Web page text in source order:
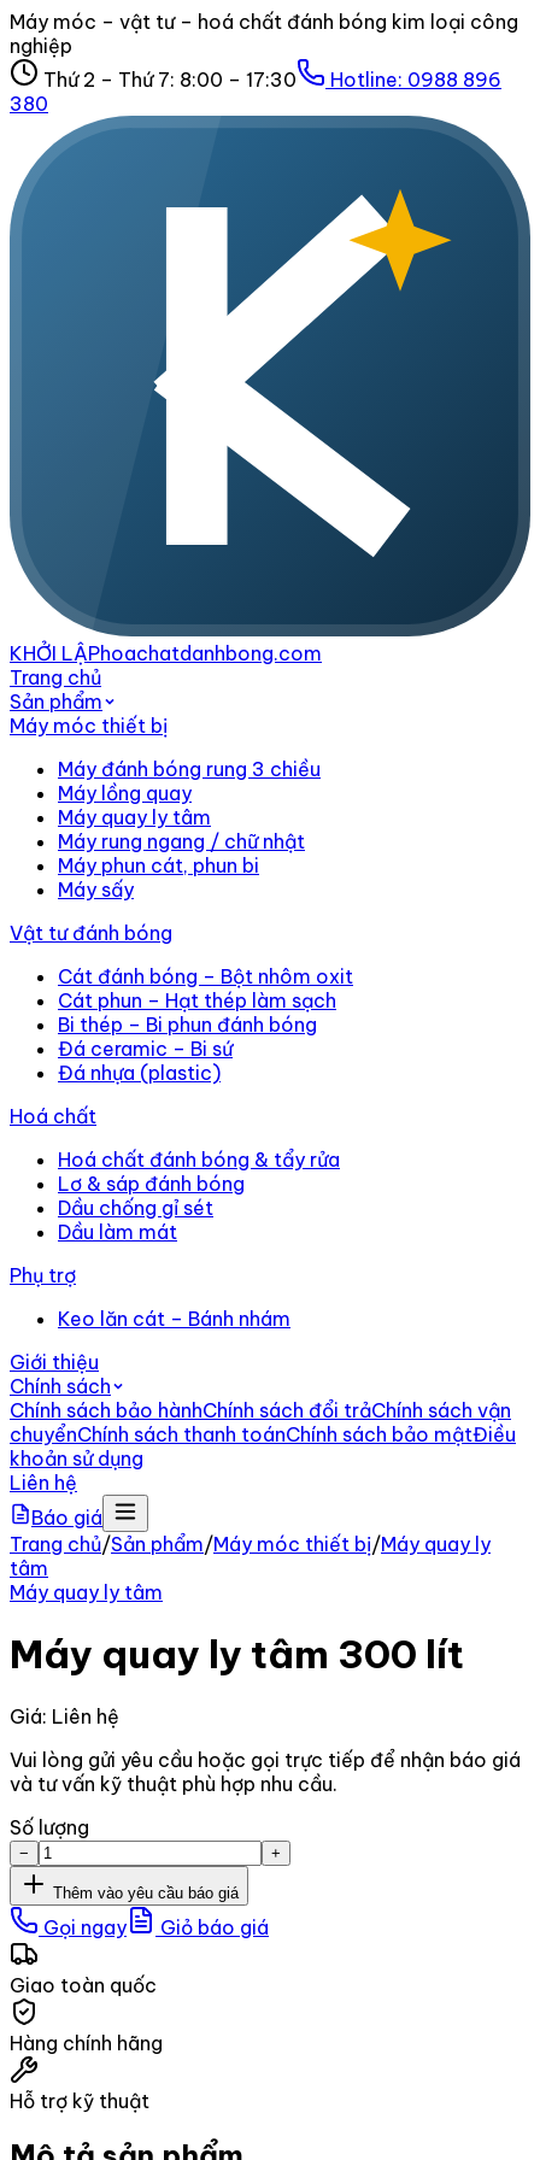
Máy móc – vật tư – hoá chất đánh bóng kim loại công
nghiệp
Thứ 2 – Thứ 7: 8:00 – 17:30
Hotline: 0988 896
380
KHỞI LẬPhoachatdanhbong.com
Trang chủ
Sản phẩm
Máy móc thiết bị
Máy đánh bóng rung 3 chiều
Máy lồng quay
Máy quay ly tâm
Máy rung ngang / chữ nhật
Máy phun cát, phun bi
Máy sấy
Vật tư đánh bóng
Cát đánh bóng – Bột nhôm oxit
Cát phun – Hạt thép làm sạch
Bi thép – Bi phun đánh bóng
Đá ceramic – Bi sứ
Đá nhựa (plastic)
Hoá chất
Hoá chất đánh bóng & tẩy rửa
Lơ & sáp đánh bóng
Dầu chống gỉ sét
Dầu làm mát
Phụ trợ
Keo lăn cát – Bánh nhám
Giới thiệu
Chính sách
Chính sách bảo hànhChính sách đổi trảChính sách vận
chuyểnChính sách thanh toánChính sách bảo mậtĐiều
khoản sử dụng
Liên hệ
Báo giá
Trang chủ/Sản phẩm/Máy móc thiết bị/Máy quay ly
tâm
Máy quay ly tâm
Máy quay ly tâm 300 lít
Giá: Liên hệ
Vui lòng gửi yêu cầu hoặc gọi trực tiếp để nhận báo giá
và tư vấn kỹ thuật phù hợp nhu cầu.
Số lượng
− +
Thêm vào yêu cầu báo giá
Gọi ngay Giỏ báo giá
Giao toàn quốc
Hàng chính hãng
Hỗ trợ kỹ thuật